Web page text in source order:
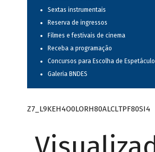
Sextas instrumentais
Reserva de ingressos
Filmes e festivais de cinema
Receba a programação
Concursos para Escolha de
Galeria BNDES
Z7_L9KEH4O0LORH80ALCLTPF80SI4